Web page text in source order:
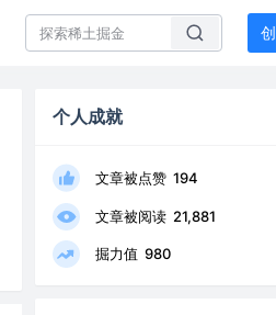
个人成就
文章被点赞 194
文章被阅读 21,881
掘力值 980